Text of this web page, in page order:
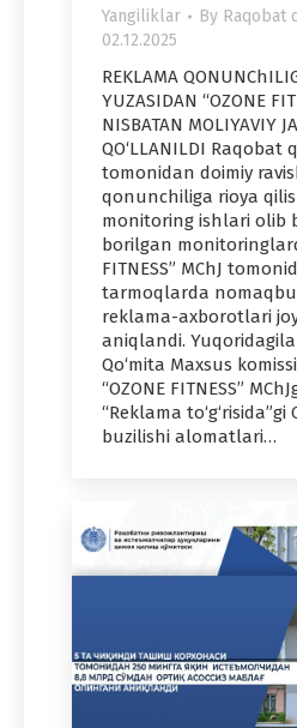
Yangiliklar By Raqobat
02.12.2025
REKLAMA
YUZASIDAN “OZONE
NISBATAN MOLIYAVIY
QO‘LLANILDI Raqobat
tomonidan doimiy
qonunchiliga rioya
monitoring ishlari olib
borilgan
FITNESS” MChJ
tarmoqlarda nomaqbul
reklama-axborotlari
aniqlandi.
Qo‘mita Maxsus
“OZONE FITNESS”
“Reklama
buzilishi alomatlari…